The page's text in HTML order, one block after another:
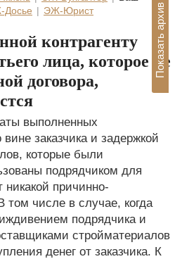
ЭЖ-Юрист Показать архив
контрагенту
лица, которое не
договора,
выполненных
заказчика и задержкой
которые были
подрядчиком для
никакой причинно-
том числе в случае, когда
подрядчика и
стройматериалов
денег от заказчика. К